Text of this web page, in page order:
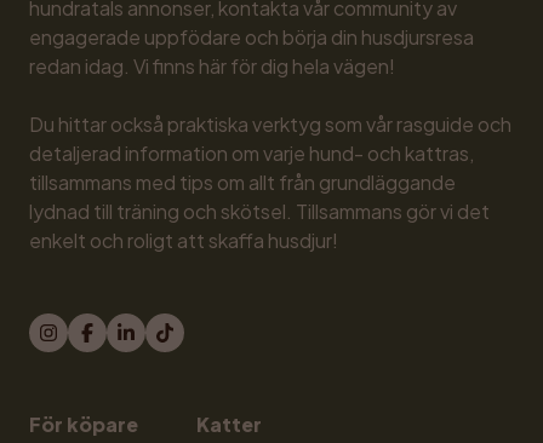
hundratals annonser, kontakta vår community av
engagerade uppfödare och börja din husdjursresa
redan idag. Vi finns här för dig hela vägen!
Du hittar också praktiska verktyg som vår rasguide och
detaljerad information om varje hund- och kattras,
tillsammans med tips om allt från grundläggande
lydnad till träning och skötsel. Tillsammans gör vi det
enkelt och roligt att skaffa husdjur!
För köpare Katter